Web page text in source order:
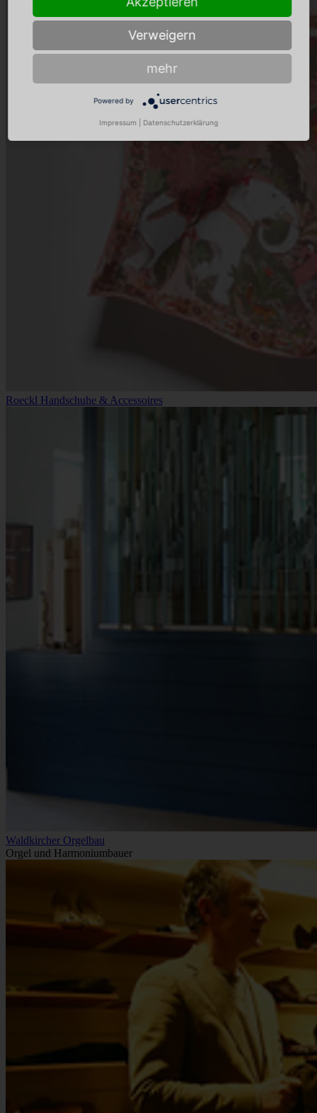
Roeckl Handschuhe & Accessoires
Waldkircher Orgelbau
Orgel und Harmoniumbauer
Verweigern
mehr
Powered by
Impressum Datenschutzerklärung